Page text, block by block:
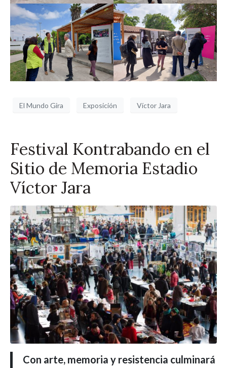
El Mundo Gira Exposición Víctor Jara
Festival Kontrabando en el
Sitio de Memoria Estadio
Víctor Jara
Con arte, memoria y resistencia culminará